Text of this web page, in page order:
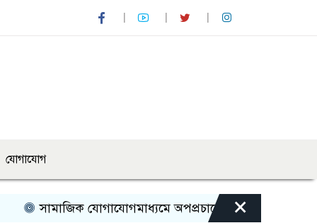
যোগাযোগ
যোগাযোগমাধ্যমে অপপ্রচারের বিরুদ্ধে সতর্ক থাকার আহ্বান
×